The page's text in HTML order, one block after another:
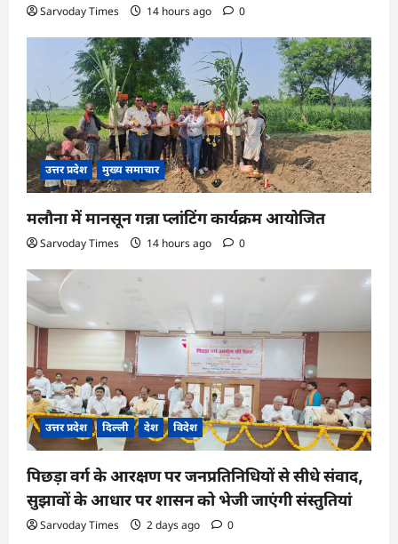
Sarvoday Times 14 hours ago 0
उत्तर प्रदेश मुख्य समाचार
मलौना में मानसून गन्ना प्लांटिंग कार्यक्रम आयोजित
Sarvoday Times 14 hours ago 0
उत्तर प्रदेश दिल्ली देश विदेश
पिछड़ा वर्ग के आरक्षण पर जनप्रतिनिधियों से सीधे संवाद,
सुझावों के आधार पर शासन को भेजी जाएंगी संस्तुतियां
Sarvoday Times 2 days ago 0